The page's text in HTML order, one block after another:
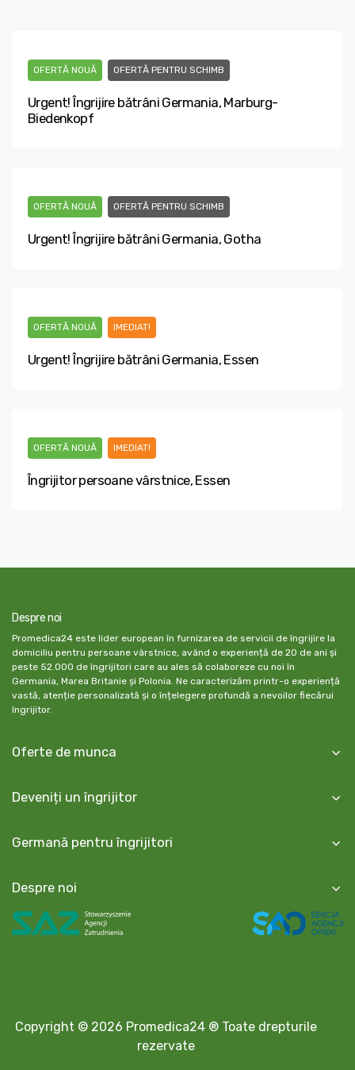
OFERTĂ NOUĂ OFERTĂ PENTRU SCHIMB
Urgent! Îngrijire bătrâni Germania, Marburg-
Biedenkopf
OFERTĂ NOUĂ OFERTĂ PENTRU SCHIMB
Urgent! Îngrijire bătrâni Germania, Gotha
OFERTĂ NOUĂ IMEDIAT!
Urgent! Îngrijire bătrâni Germania, Essen
OFERTĂ NOUĂ IMEDIAT!
Îngrijitor persoane vârstnice, Essen
Despre noi
Promedica24 este lider european în furnizarea de servicii de îngrijire la
domiciliu pentru persoane vârstnice, având o experiență de 20 de ani și
peste 52.000 de îngrijitori care au ales să colaboreze cu noi în
Germania, Marea Britanie și Polonia. Ne caracterizăm printr-o experiență
vastă, atenție personalizată și o înțelegere profundă a nevoilor fiecărui
îngrijitor.
Oferte de munca
Deveniți un îngrijitor
Germană pentru îngrijitori
Despre noi
Copyright © 2026 Promedica24 ® Toate drepturile
rezervate